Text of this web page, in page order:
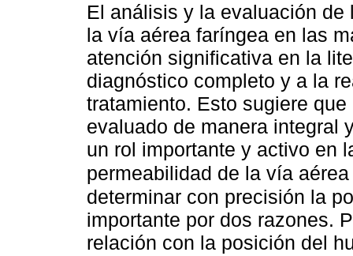
El análisis y la evaluación
la vía aérea faríngea en las
atención significativa en la
diagnóstico completo y a la
tratamiento. Esto sugiere
evaluado de manera integral
un rol importante y activo en
permeabilidad de la vía
determinar con precisión la
importante por dos razones.
relación con la posición del